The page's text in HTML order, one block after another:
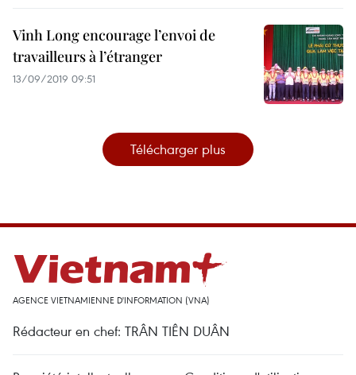
Vinh Long encourage l’envoi de
travailleurs à l’étranger
13/09/2019 09:51
Télécharger plus
AGENCE VIETNAMIENNE D'INFORMATION (VNA)
Rédacteur en chef: TRÂN TIÊN DUÂN